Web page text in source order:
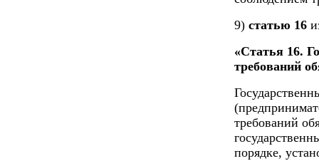
9) статью 16
«Статья 16.
требований
требований
порядке,